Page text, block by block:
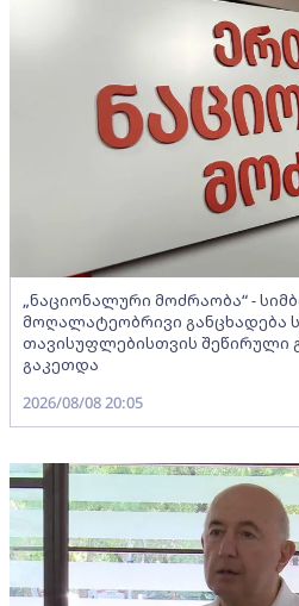
„ნაციონალური მოძრაობა“ -
მოღალატეობრივი განცხადება
თავისუფლებისთვის შეწირული
გაკეთდა
2026/08/08 20:05